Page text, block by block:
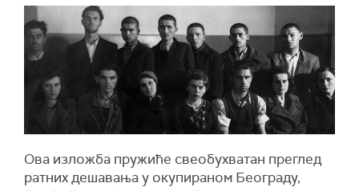
Ова изложба пружиће свеобухватан преглед
ратних дешавања у окупираном Београду,